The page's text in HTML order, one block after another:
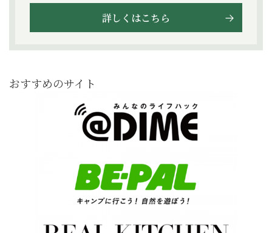
詳しくはこちら
おすすめのサイト